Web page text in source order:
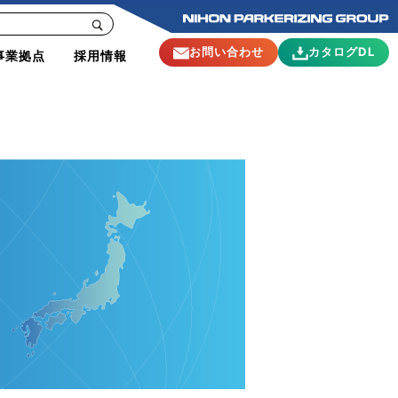
業拠点 採用情報 お問い合わせ カタログDL